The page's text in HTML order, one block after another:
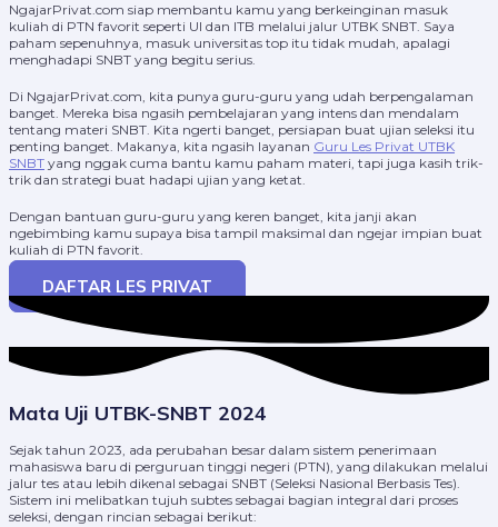
NgajarPrivat.com siap membantu kamu yang berkeinginan masuk
kuliah di PTN favorit seperti UI dan ITB melalui jalur UTBK SNBT. Saya
paham sepenuhnya, masuk universitas top itu tidak mudah, apalagi
menghadapi SNBT yang begitu serius.
Di NgajarPrivat.com, kita punya guru-guru yang udah berpengalaman
banget. Mereka bisa ngasih pembelajaran yang intens dan mendalam
tentang materi SNBT. Kita ngerti banget, persiapan buat ujian seleksi itu
penting banget. Makanya, kita ngasih layanan Guru Les Privat UTBK
SNBT yang nggak cuma bantu kamu paham materi, tapi juga kasih trik-
trik dan strategi buat hadapi ujian yang ketat.
Dengan bantuan guru-guru yang keren banget, kita janji akan
ngebimbing kamu supaya bisa tampil maksimal dan ngejar impian buat
kuliah di PTN favorit.
DAFTAR LES PRIVAT
Mata Uji UTBK-SNBT 2024
Sejak tahun 2023, ada perubahan besar dalam sistem penerimaan
mahasiswa baru di perguruan tinggi negeri (PTN), yang dilakukan melalui
jalur tes atau lebih dikenal sebagai SNBT (Seleksi Nasional Berbasis Tes).
Sistem ini melibatkan tujuh subtes sebagai bagian integral dari proses
seleksi, dengan rincian sebagai berikut: